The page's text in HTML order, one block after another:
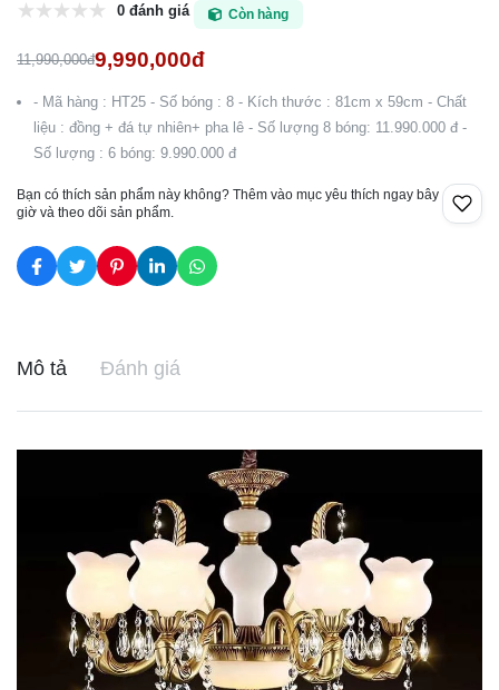
0 đánh giá Còn hàng
11,990,000đ9,990,000đ
- Mã hàng : HT25 - Số bóng : 8 - Kích thước : 81cm x 59cm - Chất
liệu : đồng + đá tự nhiên+ pha lê - Số lượng 8 bóng: 11.990.000 đ -
Số lượng : 6 bóng: 9.990.000 đ
Bạn có thích sản phẩm này không? Thêm vào mục yêu thích ngay bây
giờ và theo dõi sản phẩm.
Mô tả Đánh giá